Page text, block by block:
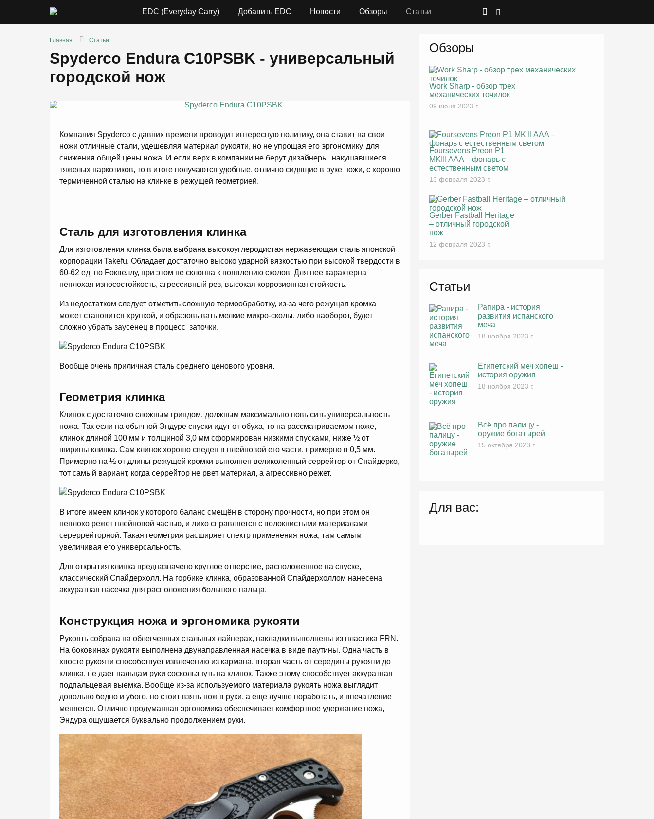
EDC (Everyday Carry) Добавить EDC Новости Обзоры Статьи
Главная Статьи
Spyderco Endura C10PSBK - универсальный
городской нож
Компания Spyderco с давних времени проводит интересную политику, она ставит на свои
ножи отличные стали, удешевляя материал рукояти, но не упрощая его эргономику, для
снижения общей цены ножа. И если верх в компании не берут дизайнеры, накушавшиеся
тяжелых наркотиков, то в итоге получаются удобные, отлично сидящие в руке ножи, с хорошо
термиченной сталью на клинке в режущей геометрией.
Сталь для изготовления клинка
Для изготовления клинка была выбрана высокоуглеродистая нержавеющая сталь японской
корпорации Takefu. Обладает достаточно высоко ударной вязкостью при высокой твердости в
60-62 ед. по Роквеллу, при этом не склонна к появлению сколов. Для нее характерна
неплохая износостойкость, агрессивный рез, высокая коррозионная стойкость.
Из недостатком следует отметить сложную термообработку, из-за чего режущая кромка
может становится хрупкой, и образовывать мелкие микро-сколы, либо наоборот, будет
сложно убрать заусенец в процесс заточки.
Вообще очень приличная сталь среднего ценового уровня.
Геометрия клинка
Клинок с достаточно сложным гриндом, должным максимально повысить универсальность
ножа. Так если на обычной Эндуре спуски идут от обуха, то на рассматриваемом ноже,
клинок длиной 100 мм и толщиной 3,0 мм сформирован низкими спусками, ниже ½ от
ширины клинка. Сам клинок хорошо сведен в плейновой его части, примерно в 0,5 мм.
Примерно на ½ от длины режущей кромки выполнен великолепный серрейтор от Спайдерко,
тот самый вариант, когда серрейтор не рвет материал, а агрессивно режет.
В итоге имеем клинок у которого баланс смещён в сторону прочности, но при этом он
неплохо режет плейновой частью, и лихо справляется с волокнистыми материалами
сереррейторной. Такая геометрия расширяет спектр применения ножа, там самым
увеличивая его универсальность.
Для открытия клинка предназначено круглое отверстие, расположенное на спуске,
классический Спайдерхолл. На горбике клинка, образованной Спайдерхоллом нанесена
аккуратная насечка для расположения большого пальца.
Конструкция ножа и эргономика рукояти
Рукоять собрана на облегченных стальных лайнерах, накладки выполнены из пластика FRN.
На боковинах рукояти выполнена двунаправленная насечка в виде паутины. Одна часть в
хвосте рукояти способствует извлечению из кармана, вторая часть от середины рукояти до
клинка, не дает пальцам руки соскользнуть на клинок. Также этому способствует аккуратная
подпальцевая выемка. Вообще из-за используемого материала рукоять ножа выглядит
довольно бедно и убого, но стоит взять нож в руки, а еще лучше поработать, и впечатление
меняется. Отлично продуманная эргономика обеспечивает комфортное удержание ножа,
Эндура ощущается буквально продолжением руки.
Обзоры
Work Sharp - обзор трех
механических точилок
09 июня 2023 г.
Foursevens Preon P1
MKIII AAA – фонарь с
естественным светом
13 февраля 2023 г.
Gerber Fastball Heritage
– отличный городской
нож
12 февраля 2023 г.
Статьи
Рапира - история
развития испанского
меча
18 ноября 2023 г.
Египетский меч хопеш -
история оружия
18 ноября 2023 г.
Всё про палицу -
оружие богатырей
15 октября 2023 г.
Для вас: